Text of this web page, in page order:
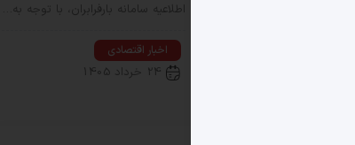
اطلاعیه سامانه بارفرابران، با توجه به…
اخبار اقتصادی
24 خرداد 1405